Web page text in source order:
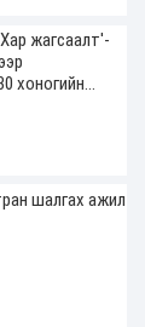
жагсаалт'-
хоногийн
шалгах ажил